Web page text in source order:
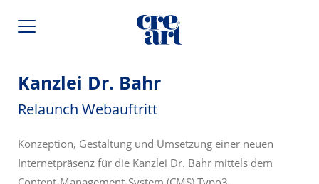
Kanzlei Dr. Bahr
Relaunch Webauftritt
Konzeption, Gestaltung und Umsetzung einer neuen
Internetpräsenz für die Kanzlei Dr. Bahr mittels dem